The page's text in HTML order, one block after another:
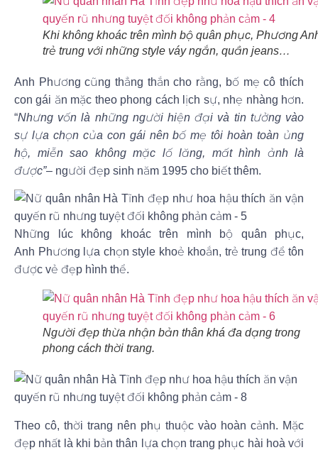
Khi không khoác trên mình bộ quân phục, Phương
trẻ trung với những style váy ngắn, quần jeans…
Anh Phương cũng thẳng thắn cho rằng, bố mẹ cô thích
con gái ăn mặc theo phong cách lịch sự, nhẹ nhàng hơn.
“Nhưng vốn là những người hiện đại và tin tưởng vào
sự lựa chọn của con gái nên bố mẹ tôi hoàn toàn ủng
hộ, miễn sao không mặc lố lăng, mất hình ảnh là
được”– người đẹp sinh năm 1995 cho biết thêm.
Những lúc không khoác trên mình bộ quân phục,
Anh Phương lựa chọn style khoẻ khoắn, trẻ trung để tôn
được vẻ đẹp hình thể.
Người đẹp thừa nhận bản thân khá đa dạng trong
phong cách thời trang.
Theo cô, thời trang nên phụ thuộc vào hoàn cảnh. Mặc
đẹp nhất là khi bản thân lựa chọn trang phục hài hoà với